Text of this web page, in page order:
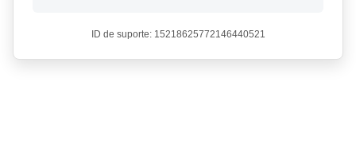
ID de suporte: 15218625772146440521